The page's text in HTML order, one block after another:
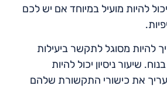
להיות מועיל במיוחד אם יש לכם
להיות מסוגל לתקשר ביעילות
שיעור ניסיון יכול להיות
את כישורי התקשורת שלהם